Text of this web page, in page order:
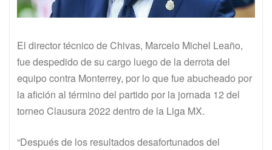
El director técnico de Chivas, Marcelo Michel Leaño,
fue despedido de su cargo luego de la derrota del
equipo contra Monterrey, por lo que fue abucheado por
la afición al término del partido por la jornada 12 del
torneo Clausura 2022 dentro de la Liga MX.
“Después de los resultados desafortunados del